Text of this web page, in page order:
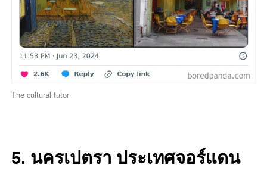
The cultural tutor
5. นครเปตรา ประเทศจอร์แดน